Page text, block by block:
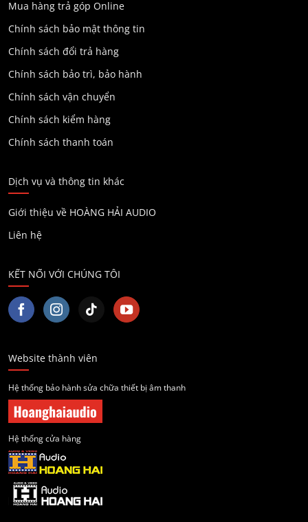
Mua hàng trả góp Online
Chính sách bảo mật thông tin
Chính sách đổi trả hàng
Chính sách bảo trì, bảo hành
Chính sách vận chuyển
Chính sách kiểm hàng
Chính sách thanh toán
Dịch vụ và thông tin khác
Giới thiệu về HOÀNG HẢI AUDIO
Liên hệ
KẾT NỐI VỚI CHÚNG TÔI
Website thành viên
Hệ thống bảo hành sửa chữa thiết bị âm thanh
Hệ thống cửa hàng